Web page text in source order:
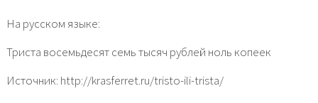
На русском языке:
Триста восемьдесят семь тысяч рублей ноль копеек
Источник: http://krasferret.ru/tristo-ili-trista/